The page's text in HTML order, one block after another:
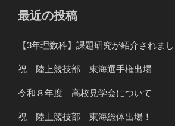
最近の投稿
【3年理数科】課題研究が紹介されまし
祝 陸上競技部 東海選手権出場
令和８年度 高校見学会について
祝 陸上競技部 東海総体出場！